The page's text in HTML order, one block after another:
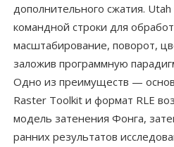
дополнительного сжатия.
командной строки для
масштабирование, поворот,
заложив программную
Одно из преимуществ —
Raster Toolkit и формат RLE
модель затенения Фонга,
ранних результатов